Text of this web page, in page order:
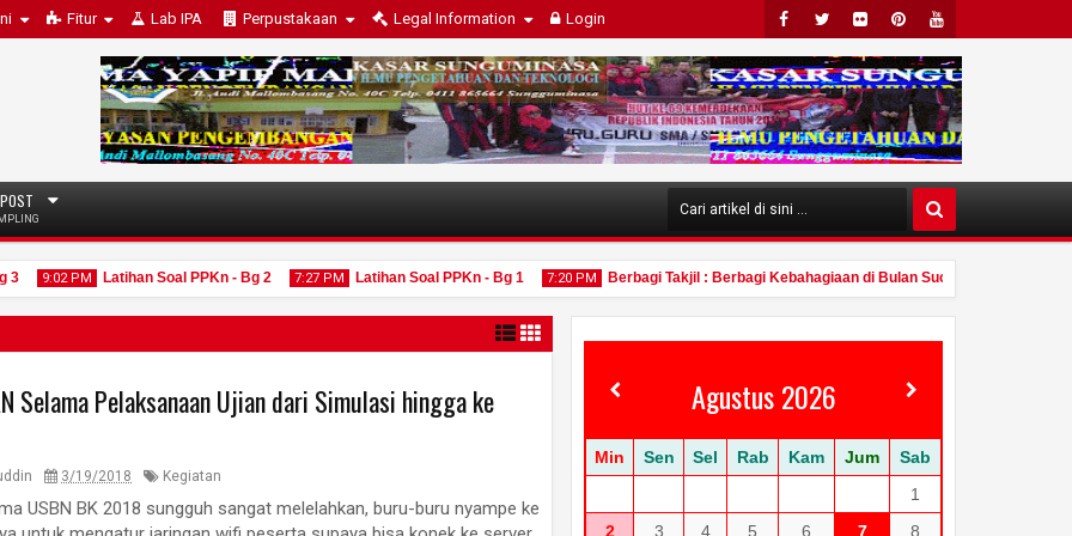
Fitur Lab IPA Perpustakaan Legal Information Login
Yout
Ube
Pint
Eres
T
Flick
R
Twit
Ter
Face
Boo
K
9:02 PM Latihan Soal PPKn - Bg 2 7:27 PM Latihan Soal PPKn - Bg 1 7:20 PM Berbagi Takjil : Berbagi Kebahagiaan di Bulan Suci Ramadhan (SMA/
Selama Pelaksanaan Ujian dari Simulasi hingga ke
3/19/2018 Kegiatan
USBN BK 2018 sungguh sangat melelahkan, buru-buru nyampe ke
Agustus 2026
Min Sen Sel Rab Kam Jum
Sab
1
2
3 4 5 6 7
8